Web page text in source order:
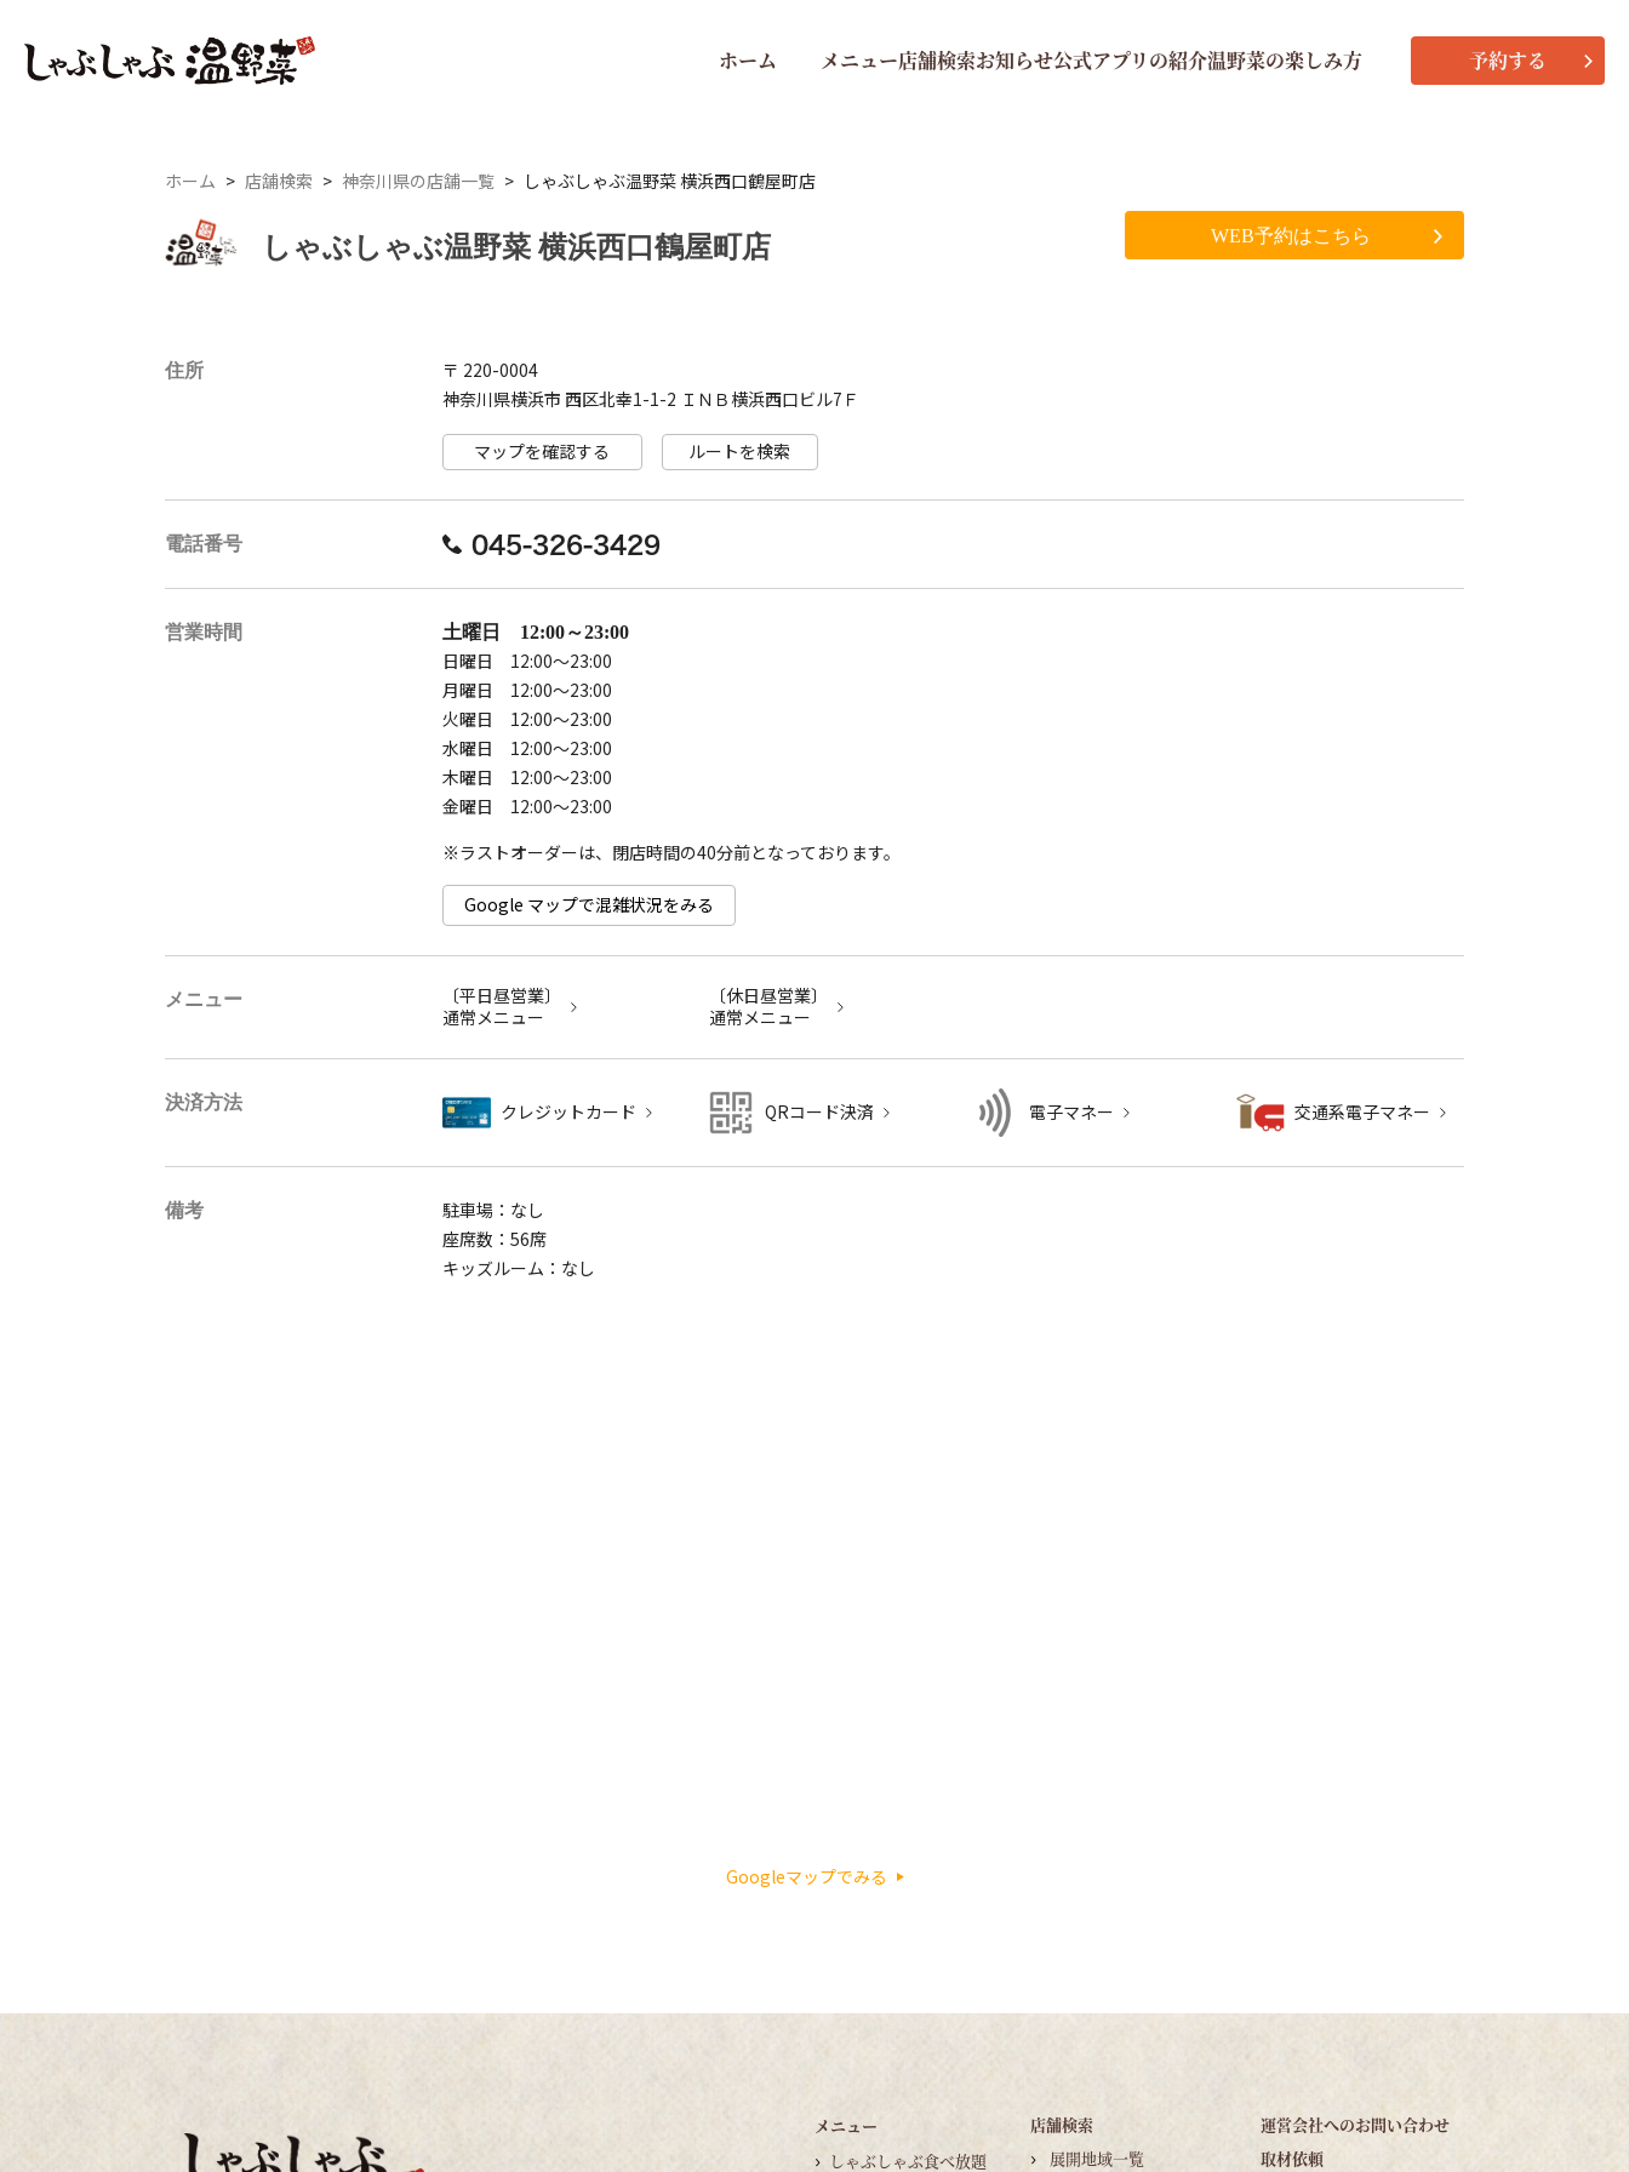
ホーム メニュー店舗検索お知らせ公式アプリの紹介温野菜の楽しみ方 予約する
ホーム > 店舗検索 > 神奈川県の店舗一覧 > しゃぶしゃぶ温野菜 横浜西口鶴屋町店
しゃぶしゃぶ温野菜 横浜西口鶴屋町店 WEB予約はこちら
住所
〒 220-0004
神奈川県横浜市 西区北幸1-1-2 ＩＮＢ横浜西口ビル7Ｆ
マップを確認する ルートを検索
電話番号 045-326-3429
営業時間
土曜日 12:00～23:00
日曜日 12:00～23:00
月曜日 12:00～23:00
火曜日 12:00～23:00
水曜日 12:00～23:00
木曜日 12:00～23:00
金曜日 12:00～23:00
Google マップで混雑状況をみる
メニュー
〔平日昼営業〕
通常メニュー
〔休日昼営業〕
通常メニュー
決済方法 クレジットカード QRコード決済 電子マネー 交通系電子マネー
備考
駐車場：なし
座席数：56席
キッズルーム：なし
Googleマップでみる
メニュー
しゃぶしゃぶ食べ放題
店舗検索
展開地域一覧
運営会社へのお問い合わせ
取材依頼